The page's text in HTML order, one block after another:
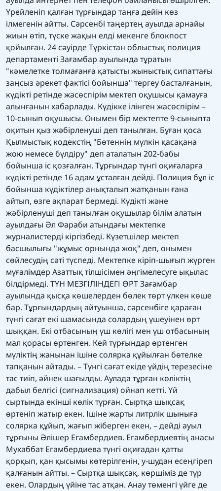
Үрейленіп қалған тұрғындар таңға дейін көз
ілмегенін айтты. Сәрсенбі таңертең ауылда арнайы
жиын өтіп, түске жақын елді мекенге блокпост
қойылған. 24 сәуірде Түркістан облыстық полиция
департаменті Зағамбар ауылында тұратын
"кәмелетке толмағанға қатысты жыныстық сипаттағы
заңсыз әрекет фактісі бойынша" тергеу басталғанын,
күдікті ретінде жасөспірім мектеп оқушысы қамауға
алынғанын хабарлады. Күдікке ілінген жасөспірім –
10-сынып оқушысы. Онымен бір мектепте 9-сыныпта
оқитын қыз жәбірленуші деп танылған. Бұған қоса
Қылмыстық кодекстің "Бөтеннің мүлкін қасақана
жою немесе бүлдіру" деп аталатын 202-бабы
бойынша іс қозғалған. Тұрғындар түнгі оқиғаларға
күдікті ретінде 16 адам ұсталған дейді. Полиция бұл іс
бойынша күдіктілер анықталып жатқанын ғана
айтып, өзге ақпарат бермеді. Күдікті және
жәбірленуші деп танылған оқушылар білім алатын
ауылдағы Әл Фараби атындағы мектепке
журналистерді кіргізбеді. Күзетшілер мектеп
басшылығы "жұмыс орнында жоқ" деп, онымен
сөйлесудің сәті түспеді. Мектепке кіріп-шығып жүрген
мұғалімдер Азаттық тілшісімен әңгімелесуге ықылас
білдірмеді. ТҮН МЕЗГІЛІНДЕГІ ӨРТ Зағамбар
ауылында қысқа көшелерден бөлек төрт үлкен көше
бар. Тұрғындардың айтуынша, сәрсенбіге қараған
түнгі сағат екі шамасында солардың үшеуінен өрт
шыққан. Екі отбасының үш көлігі мен үш отбасының
мал қорасы өртенген. Кей тұрғындар өртенген
мүліктің жанынан ішіне солярка құйылған бөтелке
тапқанын айтады. – Түнгі сағат екіде үйдің терезесіне
тас тиіп, әйнек шағылды. Аулада тұрған көліктің
дабыл белгісі (сигнализация) ойнап кетті. Үй
сыртында екінші көлік тұрған. Сыртқа шықсақ
өртеніп жатыр екен. Ішіне жарты литрлік шыныға
солярка құйып, жағып жіберген екен, – дейді ауыл
тұрғыны Әлішер Егамбердиев. Егамбердиевтің анасы
Мухаббат Егамбердиева түнгі оқиғадан қатты
қорқып, қан қысымы көтерілгенін, у-шудан есеңгіреп
қалғанын айтты. – Сыртқа шықсақ, көршіміз де тұр
екен. Олардың үйіне тас атқан. Анау төменгі үйге де